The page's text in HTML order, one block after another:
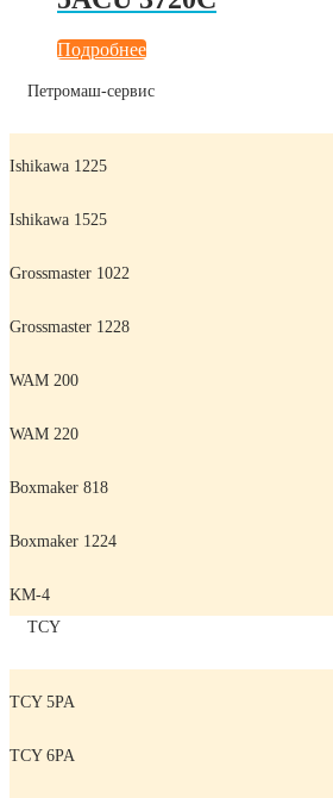
Подробнее
Петромаш-сервис
Ishikawa 1225
Ishikawa 1525
Grossmaster 1022
Grossmaster 1228
WAM 200
WAM 220
Boxmaker 818
Boxmaker 1224
KM-4
TCY
TCY 5PA
TCY 6PA